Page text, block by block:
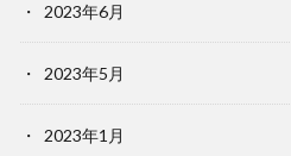
2023年6月
2023年5月
2023年1月